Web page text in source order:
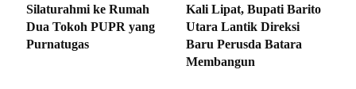
Silaturahmi ke Rumah
Dua Tokoh PUPR yang
Purnatugas
Kali Lipat, Bupati Barito
Utara Lantik Direksi
Baru Perusda Batara
Membangun